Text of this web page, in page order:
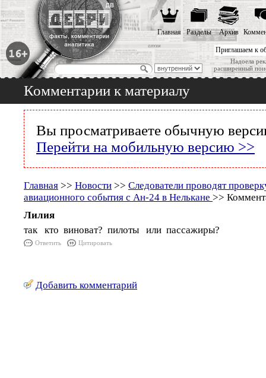
Приглашаем к
Надоела
расширенный
Главная Разделы Архив
Комментарии к материалу
Вы просматриваете обычную
Перейти на мобильную версию >>
Главная >> Новости >> Следователи проводят
авиационного события с Ан-24 в Нелькане >>
Лилия
так кто виноват? пилоты или пассажиры?
Ответить Цитировать
Добавить комментарий